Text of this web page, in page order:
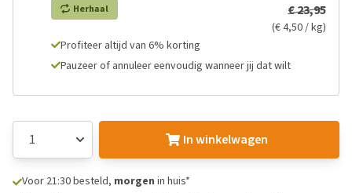
Herhaal € 23,95
(€ 4,50 / kg)
Profiteer altijd van 6% korting
Pauzeer of annuleer eenvoudig wanneer jij dat wilt
In winkelwagen
Voor 21:30 besteld, morgen in huis*